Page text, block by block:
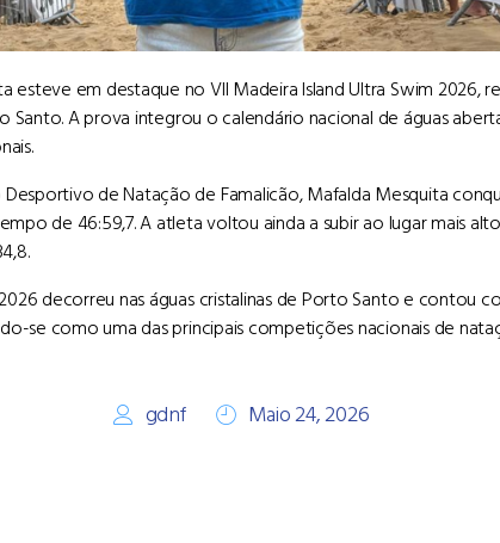
esteve em destaque no VII Madeira Island Ultra Swim 2026,
Santo. A prova integrou o calendário nacional de águas
de Natação de Famalicão, Mafalda Mesquita
de 46:59,7. A atleta voltou ainda a subir ao lugar mais
decorreu nas águas cristalinas de Porto Santo e contou
se como uma das principais competições nacionais de
gdnf Maio 24, 2026